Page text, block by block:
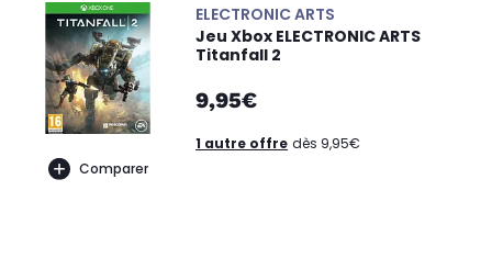
Comparer
ELECTRONIC ARTS
Jeu Xbox ELECTRONIC ARTS
Titanfall 2
9,95€
1 autre offre dès 9,95€